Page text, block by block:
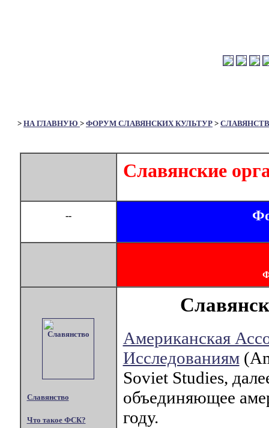
> НА ГЛАВНУЮ > ФОРУМ СЛАВЯНСКИХ КУЛЬТУР >
Славянские
--
Славянство
Что такое ФСК?
Американская
Исследованиям
Soviet Studies,
объединяющее
году.